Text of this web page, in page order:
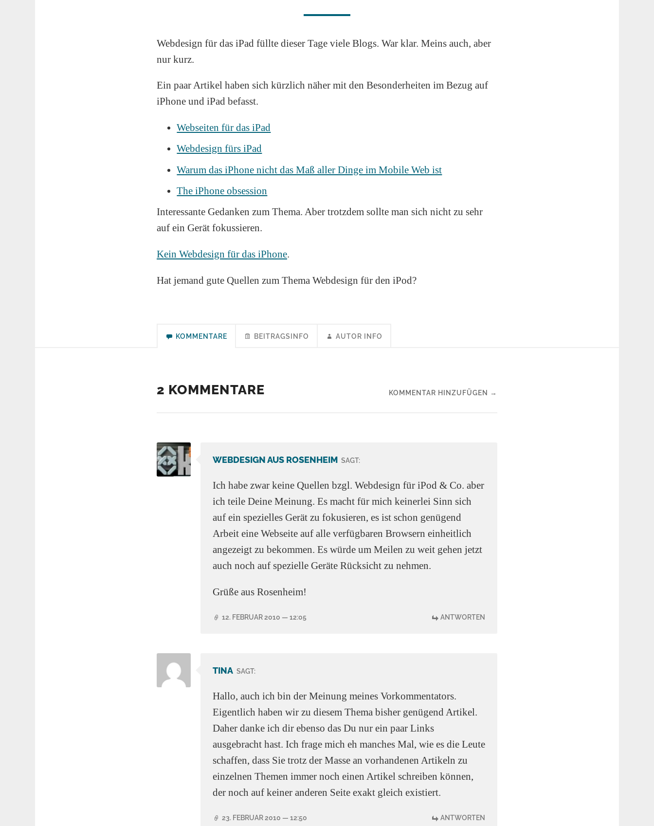
Webdesign für das iPad füllte dieser Tage viele Blogs. War klar. Meins auch, aber
nur kurz.
Ein paar Artikel haben sich kürzlich näher mit den Besonderheiten im Bezug auf
iPhone und iPad befasst.
Webseiten für das iPad
Webdesign fürs iPad
Warum das iPhone nicht das Maß aller Dinge im Mobile Web ist
The iPhone obsession
Interessante Gedanken zum Thema. Aber trotzdem sollte man sich nicht zu sehr
auf ein Gerät fokussieren.
Kein Webdesign für das iPhone.
Hat jemand gute Quellen zum Thema Webdesign für den iPod?
KOMMENTARE BEITRAGSINFO AUTOR INFO
2 KOMMENTARE KOMMENTAR HINZUFÜGEN →
WEBDESIGN AUS ROSENHEIM SAGT:
Ich habe zwar keine Quellen bzgl. Webdesign für iPod & Co. aber
ich teile Deine Meinung. Es macht für mich keinerlei Sinn sich
auf ein spezielles Gerät zu fokusieren, es ist schon genügend
Arbeit eine Webseite auf alle verfügbaren Browsern einheitlich
angezeigt zu bekommen. Es würde um Meilen zu weit gehen jetzt
auch noch auf spezielle Geräte Rücksicht zu nehmen.
Grüße aus Rosenheim!
12. FEBRUAR 2010 — 12:05 ANTWORTEN
TINA SAGT:
Hallo, auch ich bin der Meinung meines Vorkommentators.
Eigentlich haben wir zu diesem Thema bisher genügend Artikel.
Daher danke ich dir ebenso das Du nur ein paar Links
ausgebracht hast. Ich frage mich eh manches Mal, wie es die Leute
schaffen, dass Sie trotz der Masse an vorhandenen Artikeln zu
einzelnen Themen immer noch einen Artikel schreiben können,
der noch auf keiner anderen Seite exakt gleich existiert.
23. FEBRUAR 2010 — 12:50 ANTWORTEN